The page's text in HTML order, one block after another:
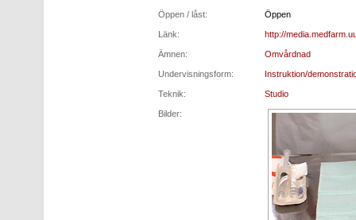
Öppen / låst: Öppen
Länk: http://
Ämnen: Omvårdnad
Undervisningsform: Instruktion/
Teknik: Studio
Bilder: